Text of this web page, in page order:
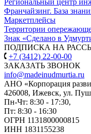
Франчайзинг. База
Маркетплейсы
Территории
Знак «Сделано в
ПОДПИСКА НА
+7 (3412) 22-00-00
ЗАКАЗАТЬ ЗВОНОК
info@madeinudmurtia.ru
АНО «Корпорация
426008, Ижевск, ул.
Пн-Чт: 8:30 - 17:30,
Пт: 8:30 - 16:30
ОГРН 1131800000815
ИНН 1831155238